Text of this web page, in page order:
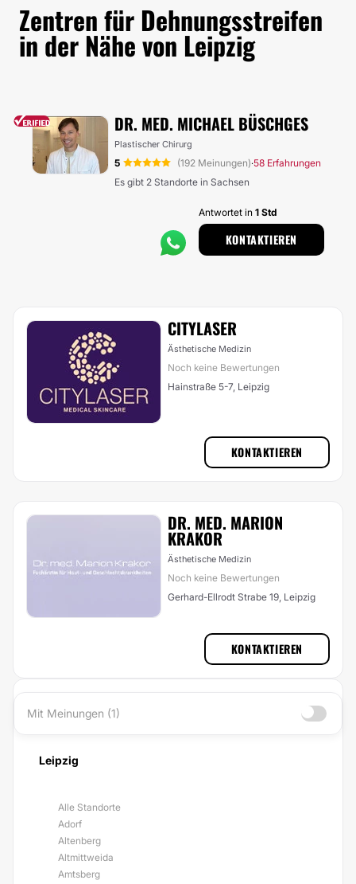
Zentren für Dehnungsstreifen
in der Nähe von Leipzig
DR. MED. MICHAEL BÜSCHGES
Plastischer Chirurg
5 (192 Meinungen)·58 Erfahrungen
Es gibt 2 Standorte in Sachsen
Antwortet in 1 Std
KONTAKTIEREN
CITYLASER
Ästhetische Medizin
Noch keine Bewertungen
Hainstraße 5-7, Leipzig
KONTAKTIEREN
DR. MED. MARION
KRAKOR
Ästhetische Medizin
Noch keine Bewertungen
Gerhard-Ellrodt Strabe 19, Leipzig
KONTAKTIEREN
Mit Meinungen (1)
Leipzig
Alle Standorte
Adorf
Altenberg
Altmittweida
Amtsberg